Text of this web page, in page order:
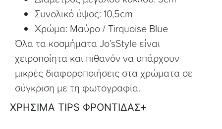
Συνολικό ύψος: 10,5cm
Χρώμα: Μαύρο / Tirquoise Blue
Όλα τα κοσμήματα Jo’sStyle είναι
χειροποίητα και πιθανόν να υπάρχουν
μικρές διαφοροποιήσεις στα χρώματα σε
σύγκριση με τη φωτογραφία.
ΧΡΗΣΙΜΑ TIPS ΦΡΟΝΤΙΔΑΣ